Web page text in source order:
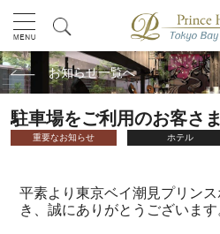
お知らせ一覧へ
駐車場をご利用のお客さ
重要なお知らせ ホテル
平素より東京ベイ潮見プリン
き、誠にありがとうございます